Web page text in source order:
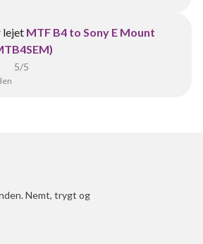
lejet MTF B4 to Sony E Mount
5/5
Nemt, trygt og